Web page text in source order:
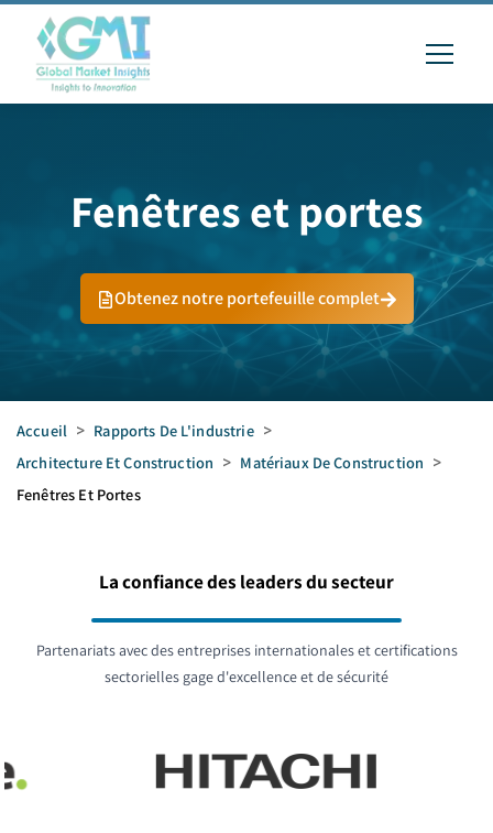
Fenêtres et portes
Obtenez notre portefeuille complet
Accueil > Rapports De L'industrie >
Architecture Et Construction > Matériaux De Construction >
Fenêtres Et Portes
La confiance des leaders du secteur
Partenariats avec des entreprises internationales et certifications
sectorielles gage d'excellence et de sécurité